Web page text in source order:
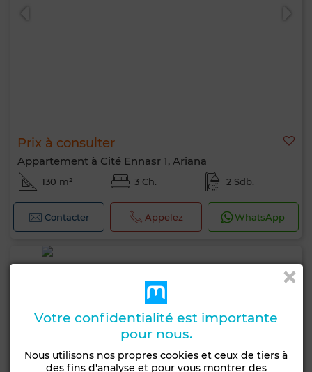
Prix à consulter
Appartement à Cité Ennasr 1, Ariana
130 m² 3 Ch. 2 Sdb.
Contacter Appelez WhatsApp
Votre confidentialité est importante
pour nous.
Nous utilisons nos propres cookies et ceux de tiers à
des fins d'analyse et pour vous montrer des